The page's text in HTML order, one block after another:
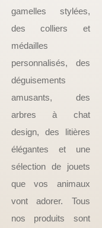
gamelles stylées,
des colliers et
médailles
personnalisés, des
déguisements
amusants, des
arbres à chat
design, des litières
élégantes et une
sélection de jouets
que vos animaux
vont adorer. Tous
nos produits sont